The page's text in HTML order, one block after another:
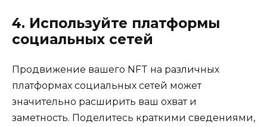
4. Используйте платформы
социальных сетей
Продвижение вашего NFT на различных
платформах социальных сетей может
значительно расширить ваш охват и
заметность. Поделитесь краткими сведениями,